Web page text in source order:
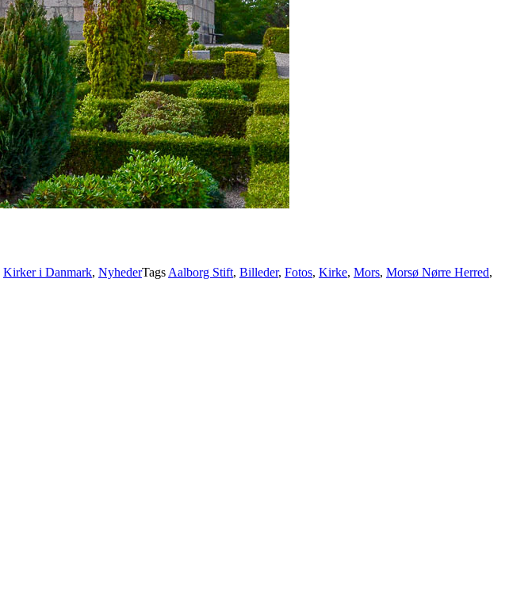
Kirker i Danmark, NyhederTags Aalborg Stift, Billeder, Fotos, Kirke, Mors, Morsø Nørre Herred,